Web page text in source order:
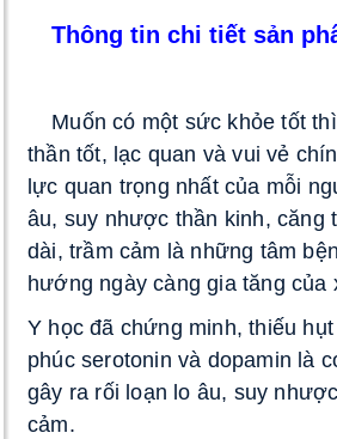
Thông tin chi tiết sản
Muốn có một sức khỏe tốt
thần tốt, lạc quan và vui vẻ
lực quan trọng nhất của mỗi
âu, suy nhược thần kinh, căng
dài, trầm cảm là những tâm
hướng ngày càng gia tăng của
Y học đã chứng minh, thiếu
phúc serotonin và dopamin là
gây ra rối loạn lo âu, suy
cảm.